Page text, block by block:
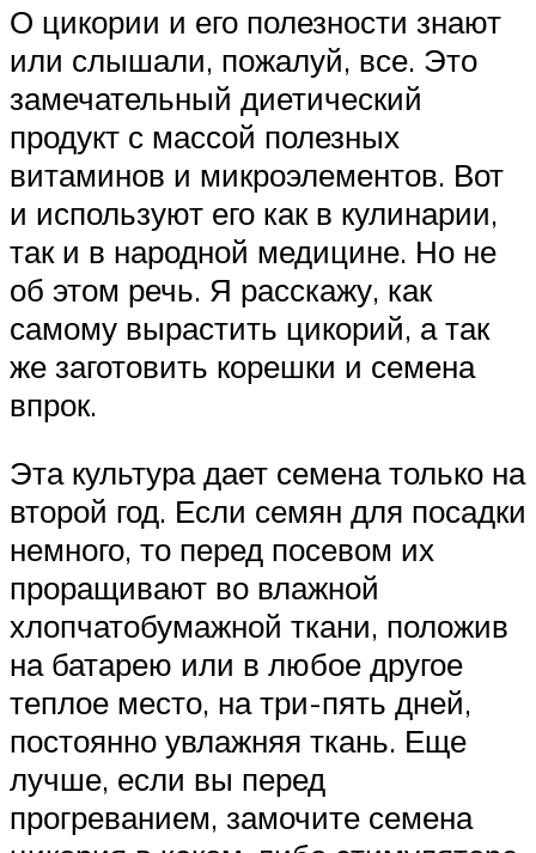
О цикории и его полезности знают
или слышали, пожалуй, все. Это
замечательный диетический
продукт с массой полезных
витаминов и микроэлементов. Вот
и используют его как в кулинарии,
так и в народной медицине. Но не
об этом речь. Я расскажу, как
самому вырастить цикорий, а так
же заготовить корешки и семена
впрок.
Эта культура дает семена только на
второй год. Если семян для посадки
немного, то перед посевом их
проращивают во влажной
хлопчатобумажной ткани, положив
на батарею или в любое другое
теплое место, на три-пять дней,
постоянно увлажняя ткань. Еще
лучше, если вы перед
прогреванием, замочите семена